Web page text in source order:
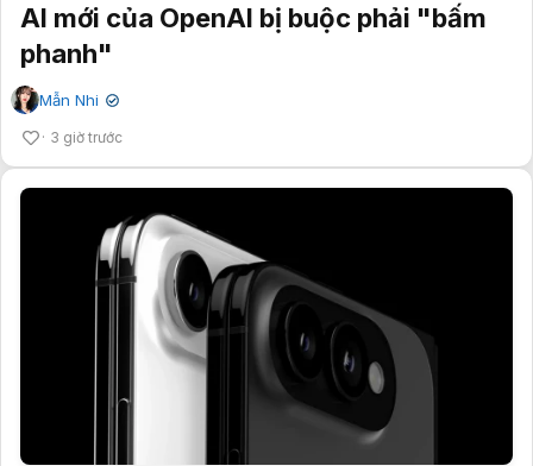
AI mới của OpenAI bị buộc phải "bấm
phanh"
Mẫn Nhi ✔
3 giờ trước